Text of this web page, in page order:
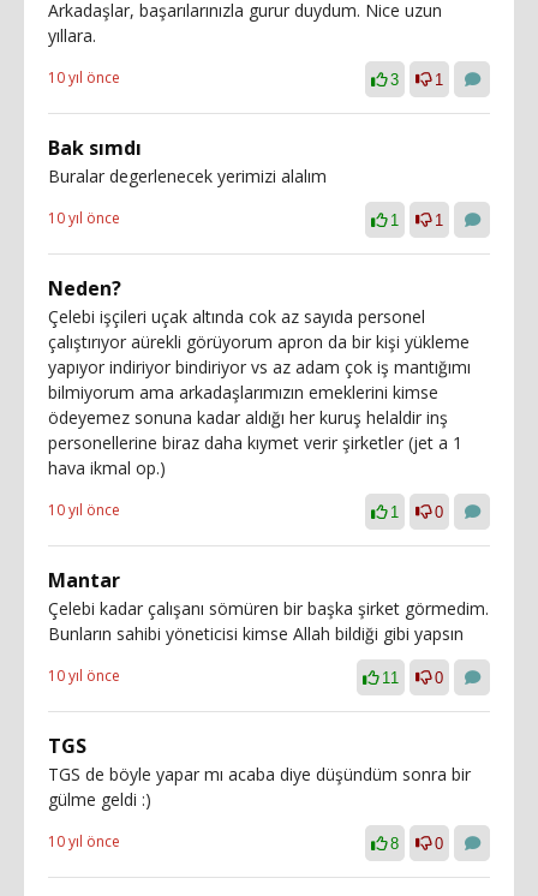
Arkadaşlar, başarılarınızla gurur duydum. Nice uzun
yıllara.
10 yıl önce 3 1
Bak sımdı
Buralar degerlenecek yerimizi alalım
10 yıl önce 1 1
Neden?
Çelebi işçileri uçak altında cok az sayıda personel
çalıştırıyor aürekli görüyorum apron da bir kişi yükleme
yapıyor indiriyor bindiriyor vs az adam çok iş mantığımı
bilmiyorum ama arkadaşlarımızın emeklerini kimse
ödeyemez sonuna kadar aldığı her kuruş helaldir inş
personellerine biraz daha kıymet verir şirketler (jet a 1
hava ikmal op.)
10 yıl önce 1 0
Mantar
Çelebi kadar çalışanı sömüren bir başka şirket görmedim.
Bunların sahibi yöneticisi kimse Allah bildiği gibi yapsın
10 yıl önce 11 0
TGS
TGS de böyle yapar mı acaba diye düşündüm sonra bir
gülme geldi :)
10 yıl önce 8 0